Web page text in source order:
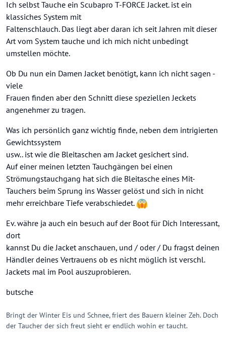
Ich selbst Tauche ein Scubapro T-FORCE Jacket. ist ein
klassiches System mit
Faltenschlauch. Das liegt aber daran ich seit Jahren mit dieser
Art vom System tauche und ich mich nicht unbedingt
umstellen möchte.
Ob Du nun ein Damen Jacket benötigt, kann ich nicht sagen -
viele
Frauen finden aber den Schnitt diese speziellen Jeckets
angenehmer zu tragen.
Was ich persönlich ganz wichtig finde, neben dem intrigierten
Gewichtssystem
usw.. ist wie die Bleitaschen am Jacket gesichert sind.
Auf einer meinen letzten Tauchgängen bei einen
Strömungstauchgang hat sich die Bleitasche eines Mit-
Tauchers beim Sprung ins Wasser gelöst und sich in nicht
mehr erreichbare Tiefe verabschiedet.
Ev. währe ja auch ein besuch auf der Boot für Dich Interessant,
dort
kannst Du die Jacket anschauen, und / oder / Du fragst deinen
Händler deines Vertrauens ob es nicht möglich ist verschl.
Jackets mal im Pool auszuprobieren.
butsche
Bringt der Winter Eis und Schnee, friert des Bauern kleiner Zeh. Doch
der Taucher der sich freut sieht er endlich wohin er taucht.